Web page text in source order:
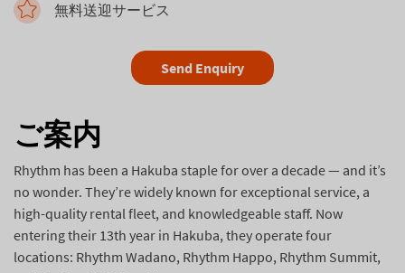
無料送迎サービス
Send Enquiry
ご案内
Rhythm has been a Hakuba staple for over a decade — and it’s
no wonder. They’re widely known for exceptional service, a
high-quality rental fleet, and knowledgeable staff. Now
entering their 13th year in Hakuba, they operate four
locations: Rhythm Wadano, Rhythm Happo, Rhythm Summit,